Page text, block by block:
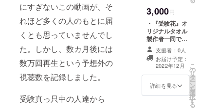
にすぎないこの動画が、そ
れほど多くの人のもとに届
くとも思っていませんでし
た。しかし、数カ月後には
数万回再生という予想外の
視聴数を記録しました。
受験真っ只中の人達から
3,000円
・『受験花』オ
リジナルタオル
製作者一同で、
『受験花』のオ
リジナルタオル
を制作し、お送
りいたします。
・感謝のメッ
セージ 製作者一
支援者：0人
お届け予定：
2022年12月
詳細を見る
こ
の
リ
タ
ー
ン
を
選
択
す
る